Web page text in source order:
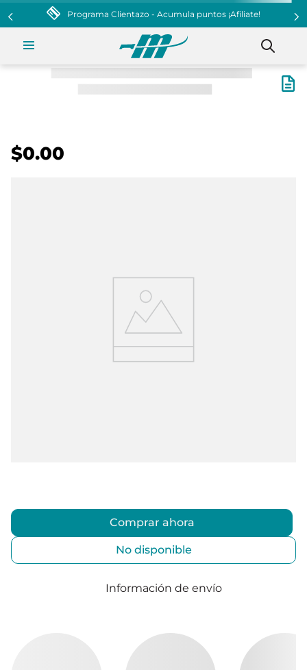
Programa Clientazo - Acumula puntos ¡Afiliate!
$0.00
Comprar ahora
No disponible
Información de envío